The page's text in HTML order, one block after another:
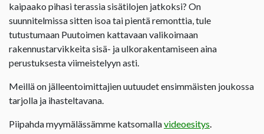
kaipaako pihasi terassia sisätilojen jatkoksi? On
suunnitelmissa sitten isoa tai pientä remonttia, tule
tutustumaan Puutoimen kattavaan valikoimaan
rakennustarvikkeita sisä- ja ulkorakentamiseen aina
perustuksesta viimeistelyyn asti.
Meillä on jälleentoimittajien uutuudet ensimmäisten joukossa
tarjolla ja ihasteltavana.
Piipahda myymälässämme katsomallavideoesitys